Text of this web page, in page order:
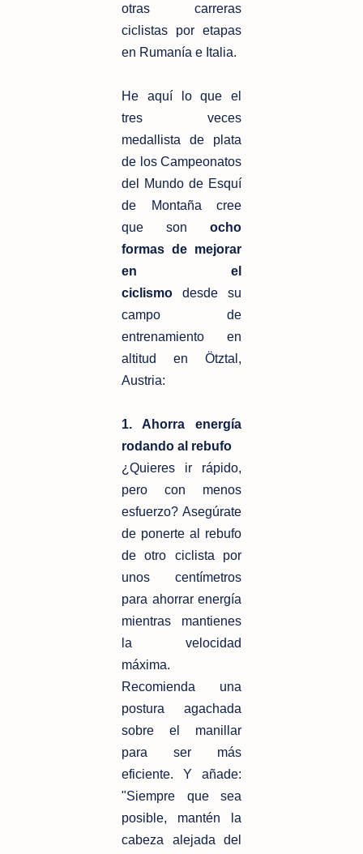
otras carreras
ciclistas por etapas
en Rumanía e Italia.
He aquí lo que el
tres veces
medallista de plata
de los Campeonatos
del Mundo de Esquí
de Montaña cree
que son ocho
formas de mejorar
en el
ciclismo desde su
campo de
entrenamiento en
altitud en Ötztal,
Austria:
1. Ahorra energía
rodando al rebufo
¿Quieres ir rápido,
pero con menos
esfuerzo? Asegúrate
de ponerte al rebufo
de otro ciclista por
unos centímetros
para ahorrar energía
mientras mantienes
la velocidad
máxima.
Recomienda una
postura agachada
sobre el manillar
para ser más
eficiente. Y añade:
"Siempre que sea
posible, mantén la
cabeza alejada del